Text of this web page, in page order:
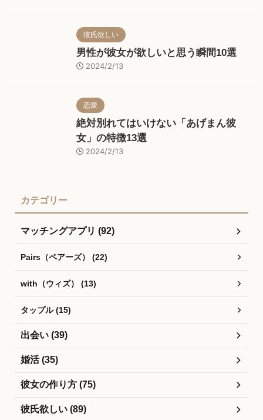
彼氏欲しい
男性が彼女が欲しいと思う瞬間10選
2024/2/13
恋愛
絶対別れてはいけない「あげまん彼
女」の特徴13選
2024/2/13
カテゴリー
マッチングアプリ (92)
Pairs（ペアーズ） (22)
with（ウィズ） (13)
タップル (15)
出会い (39)
婚活 (35)
彼女の作り方 (75)
彼氏欲しい (89)